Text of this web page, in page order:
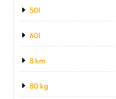
50l
60l
8 km
80 kg